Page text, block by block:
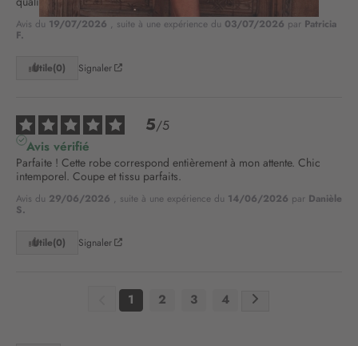
Avis du 19/07/2026 , suite à une expérience du 03/07/2026 par Patricia
F.
Utile(0) Signaler
5/5
Avis vérifié
Parfaite ! Cette robe correspond entièrement à mon attente. Chic
intemporel. Coupe et tissu parfaits.
Avis du 29/06/2026 , suite à une expérience du 14/06/2026 par Danièle
S.
Utile(0) Signaler
1 2 3 4
o
r
e
e
t
t
r
e
d
n